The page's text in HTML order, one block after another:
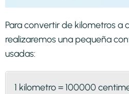
Para convertir de kilometros a
realizaremos una pequeña
usadas:
1 kilometro = 100000